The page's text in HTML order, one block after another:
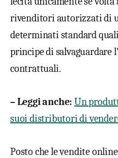
rivenditori autorizzati di
determinati standard
principe di salvaguardare
contrattuali.
–Leggi anche: Un
suoi distributori di
Posto che le vendite